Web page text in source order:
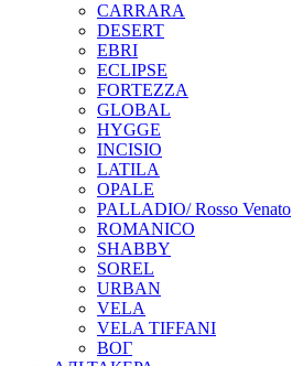
CARRARA
DESERT
EBRI
ECLIPSE
FORTEZZA
GLOBAL
HYGGE
INCISIO
LATILA
OPALE
PALLADIO/ Rosso Venato
ROMANICO
SHABBY
SOREL
URBAN
VELA
VELA TIFFANI
ВОГ